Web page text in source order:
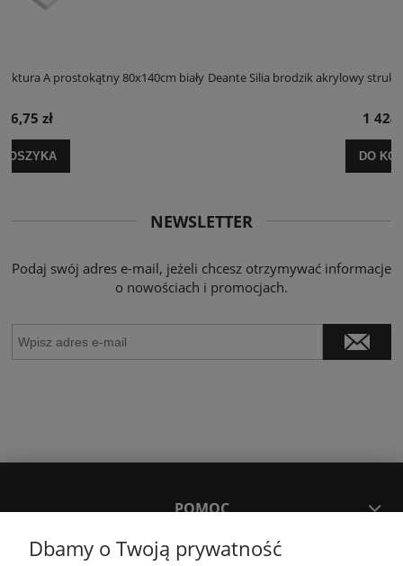
białyDeante Silia brodzik akrylowy struktura A prostokątny 100x120cm
NEWSLETTER
Podaj swój adres e-mail, jeżeli chcesz otrzymywać informacje
o nowościach i promocjach.
POMOC
Dbamy o Twoją prywatność